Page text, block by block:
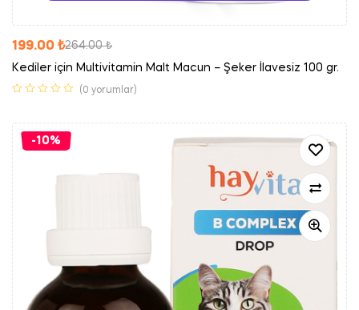
264.00₺
199.00 ₺
Kediler için Multivitamin Malt Macun – Şeker İlavesiz 100 gr.
(0 yorumlar)
-10%